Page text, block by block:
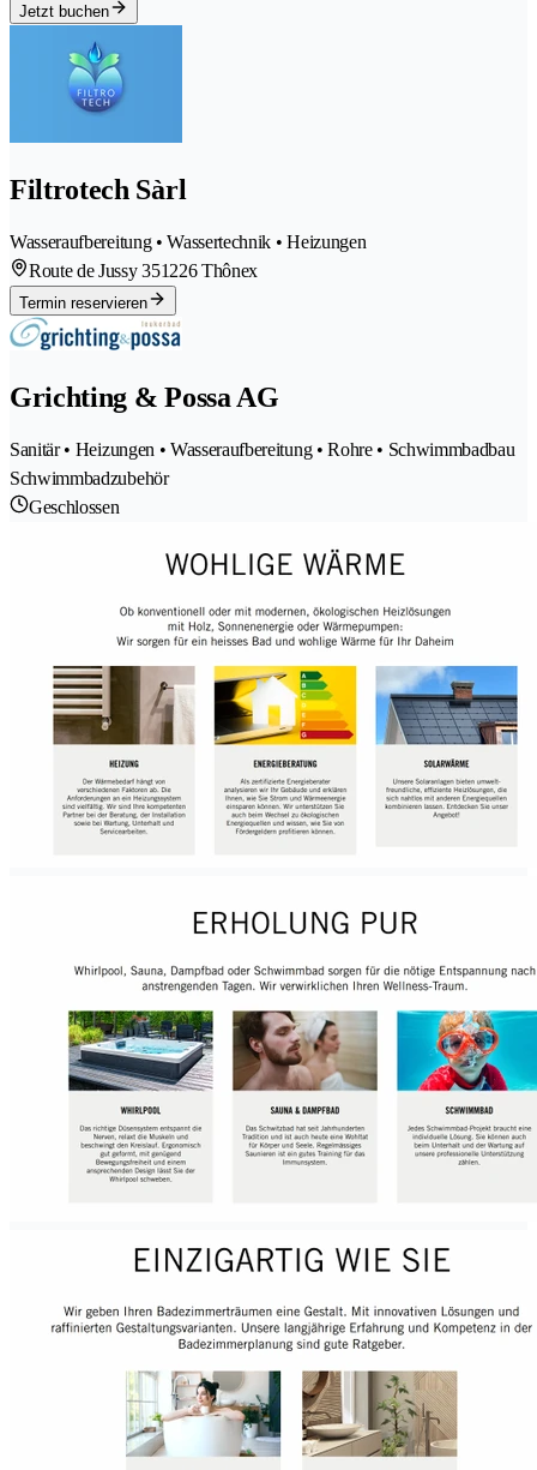
Jetzt buchen
Filtrotech Sàrl
Wasseraufbereitung • Wassertechnik • Heizungen
Route de Jussy 351226 Thônex
Termin reservieren
Grichting & Possa AG
Sanitär • Heizungen • Wasseraufbereitung • Rohre • Schwimmbadbau
Schwimmbadzubehör
Geschlossen